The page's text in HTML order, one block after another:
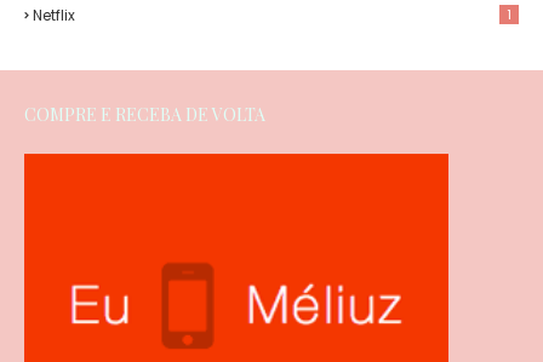
Netflix 1
COMPRE E RECEBA DE VOLTA